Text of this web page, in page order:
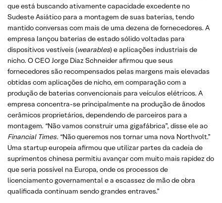
que está buscando ativamente capacidade excedente no
Sudeste Asiático para a montagem de suas baterias, tendo
mantido conversas com mais de uma dezena de fornecedores. A
empresa lançou baterias de estado sólido voltadas para
dispositivos vestíveis (wearables) e aplicações industriais de
nicho. O CEO Jorge Diaz Schneider afirmou que seus
fornecedores são recompensados ​​pelas margens mais elevadas
obtidas com aplicações de nicho, em comparação com a
produção de baterias convencionais para veículos elétricos. A
empresa concentra-se principalmente na produção de ânodos
cerâmicos proprietários, dependendo de parceiros para a
montagem. “Não vamos construir uma gigafábrica”, disse ele ao
Financial Times. “Não queremos nos tornar uma nova Northvolt.”
Uma startup europeia afirmou que utilizar partes da cadeia de
suprimentos chinesa permitiu avançar com muito mais rapidez do
que seria possível na Europa, onde os processos de
licenciamento governamental e a escassez de mão de obra
qualificada continuam sendo grandes entraves.”